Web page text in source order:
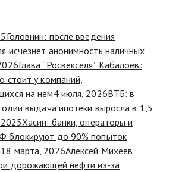
Головнин: после введения
исчезнет анонимность наличных
Глава “Росвекселя” Кабалоев:
стоит у компаний,
на нем4 июля, 2026ВТБ: в
выдача ипотеки выросла в 1,5
Хасин: банки, операторы и
блокируют до 90% попыток
18 марта, 2026Алексей Михеев:
дорожающей нефти из-за